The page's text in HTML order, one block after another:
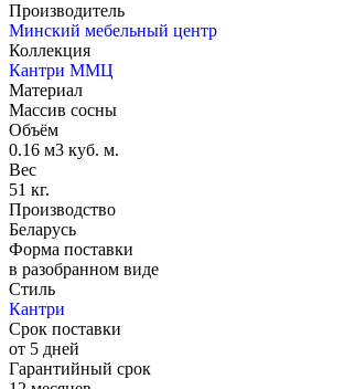
Производитель
Минский мебельный центр
Коллекция
Кантри ММЦ
Материал
Массив сосны
Объём
0.16 м3 куб. м.
Вес
51 кг.
Производство
Беларусь
Форма поставки
в разобранном виде
Стиль
Кантри
Срок поставки
от 5 дней
Гарантийный срок